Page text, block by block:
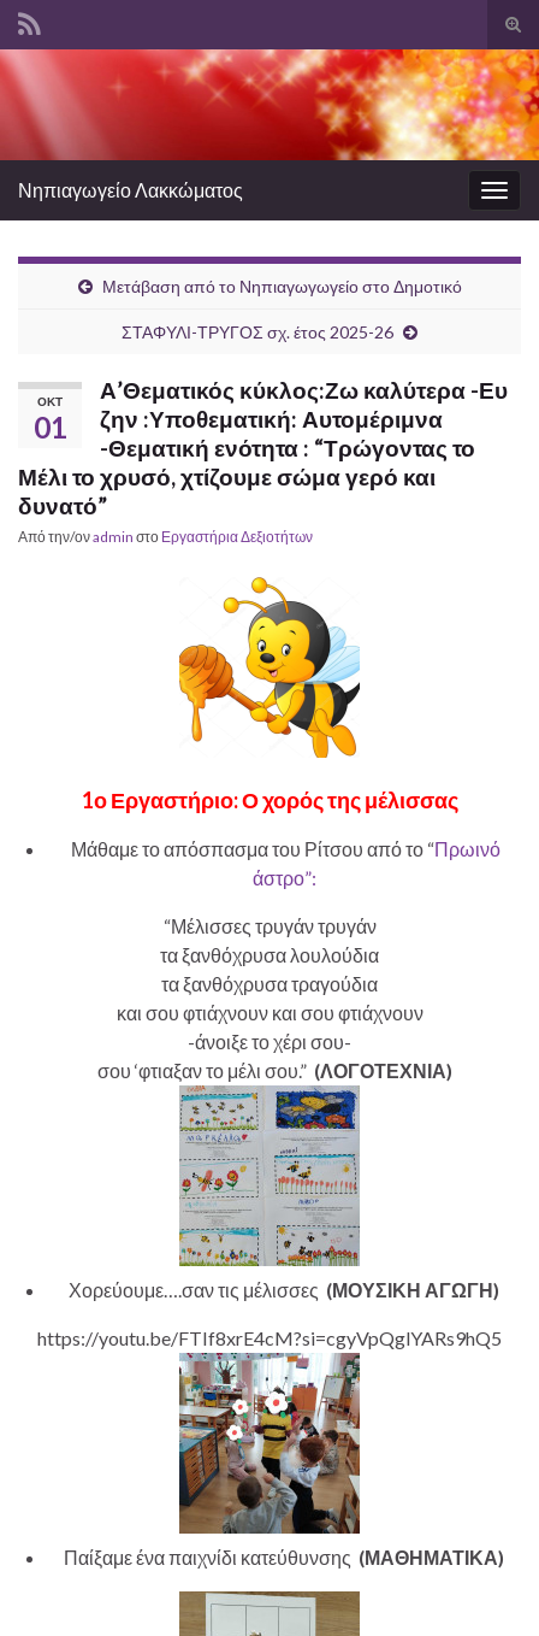
Search for:
Νηπιαγωγείο Λακκώματος
Μετάβαση από το Νηπιαγωγωγείο στο Δημοτικό
ΣΤΑΦΥΛΙ-ΤΡΥΓΟΣ σχ. έτος 2025-26
ΟΚΤ
01
Α’Θεματικός κύκλος:Ζω καλύτερα -Ευ
ζην :Υποθεματική: Αυτομέριμνα
-Θεματική ενότητα : “Τρώγοντας το
Μέλι το χρυσό, χτίζουμε σώμα γερό και
δυνατό”
Από την/ονadmin στο Εργαστήρια Δεξιοτήτων
1ο Εργαστήριο: Ο χορός της μέλισσας
Μάθαμε το απόσπασμα του Ρίτσου από το “Πρωινό
άστρο”:
“Μέλισσες τρυγάν τρυγάν
τα ξανθόχρυσα λουλούδια
τα ξανθόχρυσα τραγούδια
και σου φτιάχνουν και σου φτιάχνουν
-άνοιξε το χέρι σου-
σου ‘φτιαξαν το μέλι σου.” (ΛΟΓΟΤΕΧΝΙΑ)
Χορεύουμε….σαν τις μέλισσες (ΜΟΥΣΙΚΗ ΑΓΩΓΗ)
https://youtu.be/FTIf8xrE4cM?si=cgyVpQglYARs9hQ5
Παίξαμε ένα παιχνίδι κατεύθυνσης (ΜΑΘΗΜΑΤΙΚΑ)